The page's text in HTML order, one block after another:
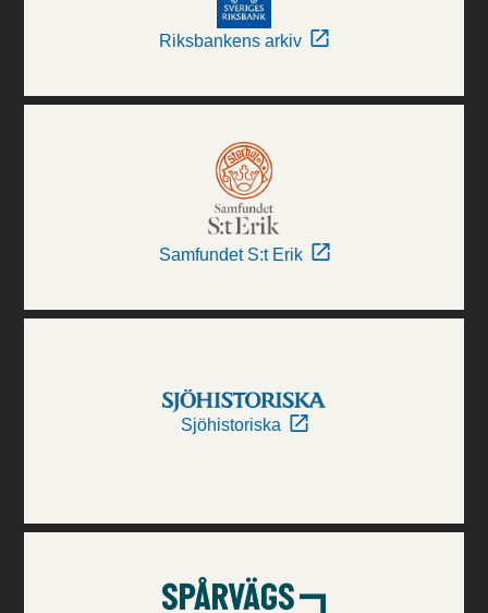
Riksbankens arkiv
Samfundet S:t Erik
Sjöhistoriska